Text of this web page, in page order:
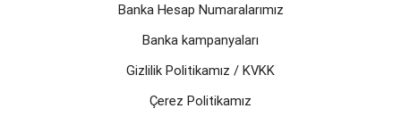
Banka Hesap Numaralarımız
Banka kampanyaları
Gizlilik Politikamız / KVKK
Çerez Politikamız